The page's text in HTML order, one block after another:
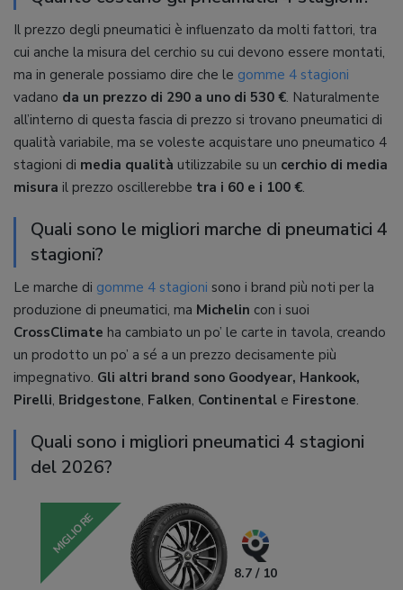
Il prezzo degli pneumatici è influenzato da molti fattori, tra
cui anche la misura del cerchio su cui devono essere montati,
ma in generale possiamo dire che le gomme 4 stagioni
vadano da un prezzo di 290 a uno di 530 €. Naturalmente
all’interno di questa fascia di prezzo si trovano pneumatici di
qualità variabile, ma se voleste acquistare uno pneumatico 4
stagioni di media qualità utilizzabile su un cerchio di media
misura il prezzo oscillerebbe tra i 60 e i 100 €.
Quali sono le migliori marche di pneumatici 4
stagioni?
Le marche di gomme 4 stagioni sono i brand più noti per la
produzione di pneumatici, ma Michelin con i suoi
CrossClimate ha cambiato un po’ le carte in tavola, creando
un prodotto un po’ a sé a un prezzo decisamente più
impegnativo. Gli altri brand sono Goodyear, Hankook,
Pirelli, Bridgestone, Falken, Continental e Firestone.
Quali sono i migliori pneumatici 4 stagioni
del 2026?
MIGLIORE
8.7 / 10